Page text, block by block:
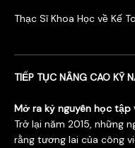
Thạc Sĩ Khoa Học về Kế
TIẾP TỤC NÂNG CAO KỸ
Mở ra kỷ nguyên học tập
Trở lại năm 2015, những
rằng tương lai của công